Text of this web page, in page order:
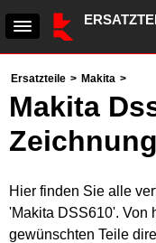
Ersatzteile > Makita >
Makita
Hier finden Sie alle
'Makita DSS610'. Von
gewünschten Teile